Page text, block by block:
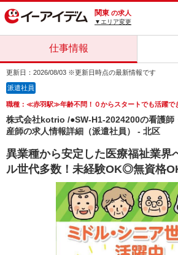
関東 の求人
▼エリア変更
仕事情報
更新日：2026/08/03 ※更新日時点の最新情報です
派遣社員
職種：≪赤羽駅≫年齢不問！０からスタートでも活躍で
株式会社kotrio /●SW-H1-2024200の看護師
産師の求人情報詳細（派遣社員） - 北区
異業種から安定した医療福祉業界
ル世代多数！未経験OK◎無資格